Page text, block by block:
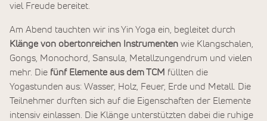
viel Freude bereitet.
Am Abend tauchten wir ins Yin Yoga ein, begleitet durch
Klänge von obertonreichen Instrumenten wie Klangschalen,
Gongs, Monochord, Sansula, Metallzungendrum und vielen
mehr. Die fünf Elemente aus dem TCM füllten die
Yogastunden aus: Wasser, Holz, Feuer, Erde und Metall. Die
Teilnehmer durften sich auf die Eigenschaften der Elemente
intensiv einlassen. Die Klänge unterstützten dabei die ruhige